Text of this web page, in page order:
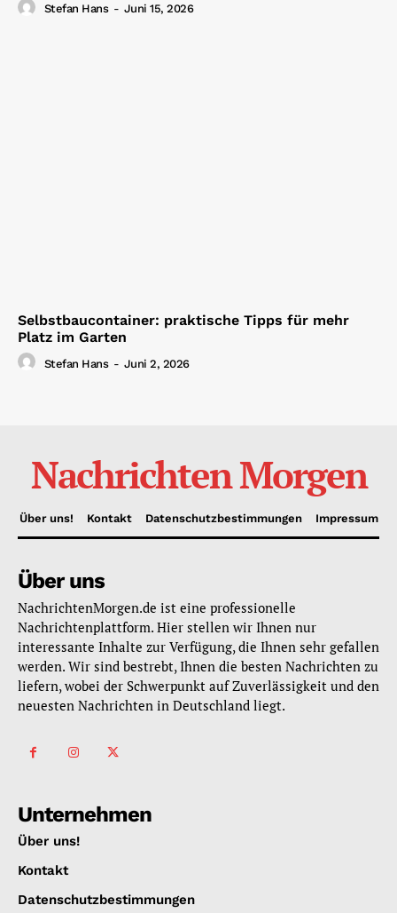
Stefan Hans - Juni 15, 2026
Selbstbaucontainer: praktische Tipps für mehr
Platz im Garten
Stefan Hans - Juni 2, 2026
Nachrichten Morgen
Über uns! Kontakt Datenschutzbestimmungen Impressum
Über uns
NachrichtenMorgen.de ist eine professionelle
Nachrichtenplattform. Hier stellen wir Ihnen nur
interessante Inhalte zur Verfügung, die Ihnen sehr gefallen
werden. Wir sind bestrebt, Ihnen die besten Nachrichten zu
liefern, wobei der Schwerpunkt auf Zuverlässigkeit und den
neuesten Nachrichten in Deutschland liegt.
Unternehmen
Über uns!
Kontakt
Datenschutzbestimmungen